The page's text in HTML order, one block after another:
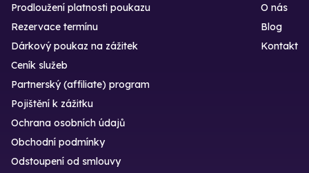
Prodloužení platnosti poukazu
Rezervace termínu
Dárkový poukaz na zážitek
O nás
Blog
Kontakt
Ceník služeb
Partnerský (affiliate) program
Pojištění k zážitku
Ochrana osobních údajů
Obchodní podmínky
Odstoupení od smlouvy